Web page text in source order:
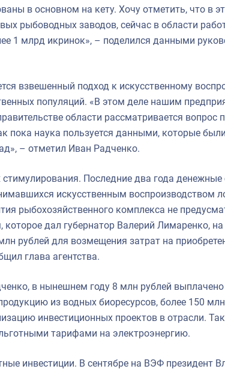
в основном на кету. Хочу отметить, что в
рыбоводных заводов, сейчас в области
1 млрд икринок», – поделился данными
взвешенный подход к искусственному
популяций. «В этом деле нашим
области рассматривается вопрос
пока наука пользуется данными, которые
– отметил Иван Радченко.
Последние два года денежные
искусственным воспроизводством
рыбохозяйственного комплекса не
которое дал губернатор Валерий Лимаренко, на
рублей для возмещения затрат на
глава агентства.
в нынешнем году 8 млн рублей
из водных биоресурсов, более 150 млн
инвестиционных проектов в отрасли.
тарифами на электроэнергию.
инвестиции. В сентябре на ВЭФ президент